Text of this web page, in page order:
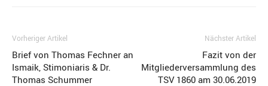
Vorheriger Artikel
Brief von Thomas Fechner an
Ismaik, Stimoniaris & Dr.
Thomas Schummer
Nächster Artikel
Fazit von der
Mitgliederversammlung des
TSV 1860 am 30.06.2019